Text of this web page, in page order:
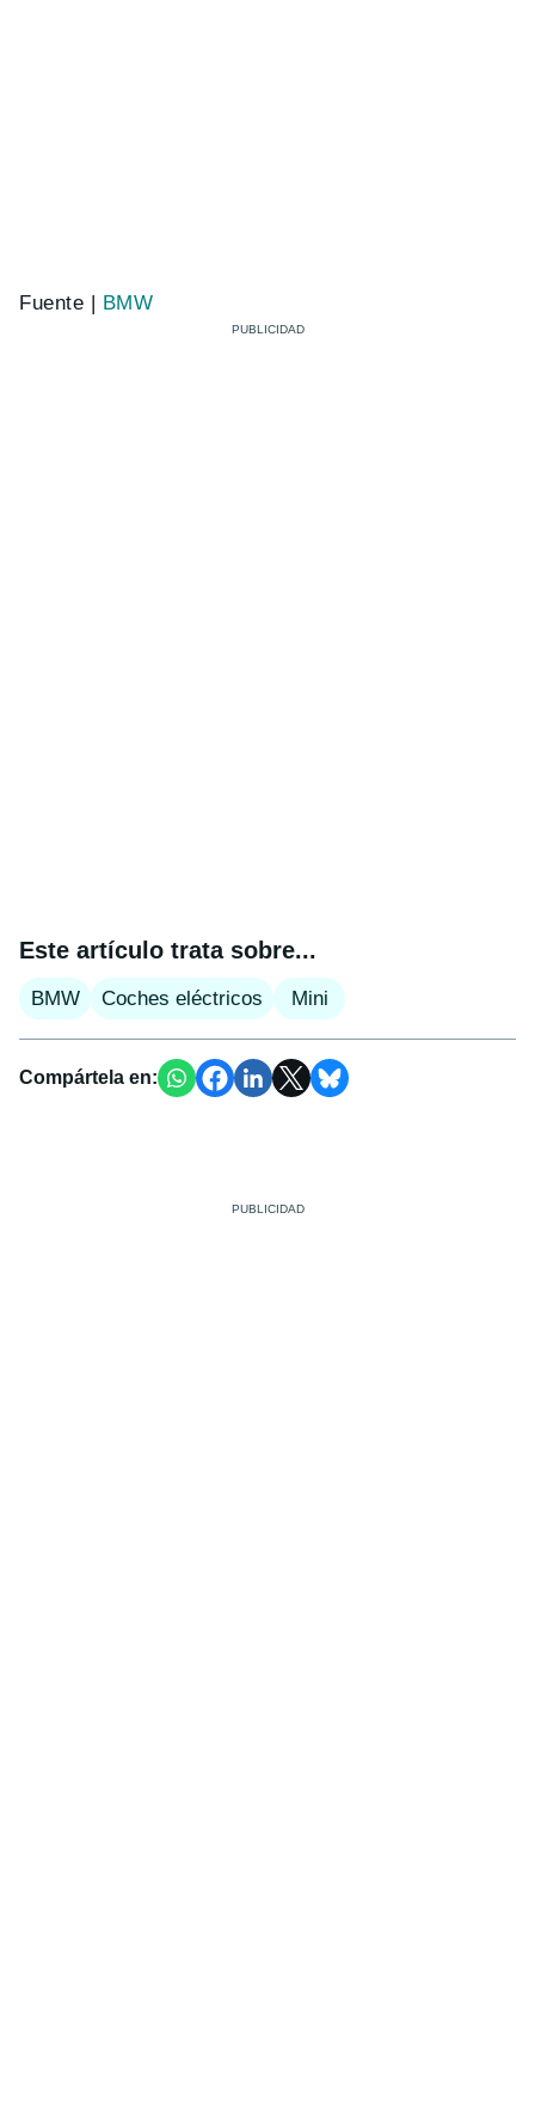
Fuente | BMW
Este artículo trata sobre...
BMW Coches eléctricos Mini
Compártela en: